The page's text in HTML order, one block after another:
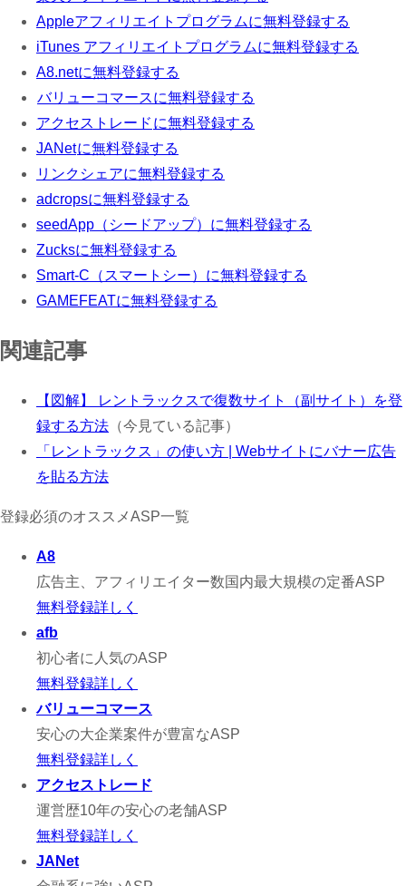
Appleアフィリエイトプログラムに無料登録する
iTunes アフィリエイトプログラムに無料登録する
A8.netに無料登録する
バリューコマースに無料登録する
アクセストレード に無料登録する
JANetに無料登録する
リンクシェアに無料登録する
adcropsに無料登録する
seedApp（シードアップ）に無料登録する
Zucksに無料登録する
Smart-C（スマートシー）に無料登録する
GAMEFEATに無料登録する
関連記事
【図解】 レントラックスで復数サイト（副サイト）を登
録する方法 （今見ている記事）
「レントラックス」の使い方 | Webサイトにバナー広告
を貼る方法
登録必須のオススメASP一覧
A8
広告主、アフィリエイター数国内最大規模の定番ASP
無料登録詳しく
afb
初心者に人気のASP
無料登録詳しく
バリューコマース
安心の大企業案件が豊富なASP
無料登録詳しく
アクセストレード
運営歴10年の安心の老舗ASP
無料登録詳しく
JANet